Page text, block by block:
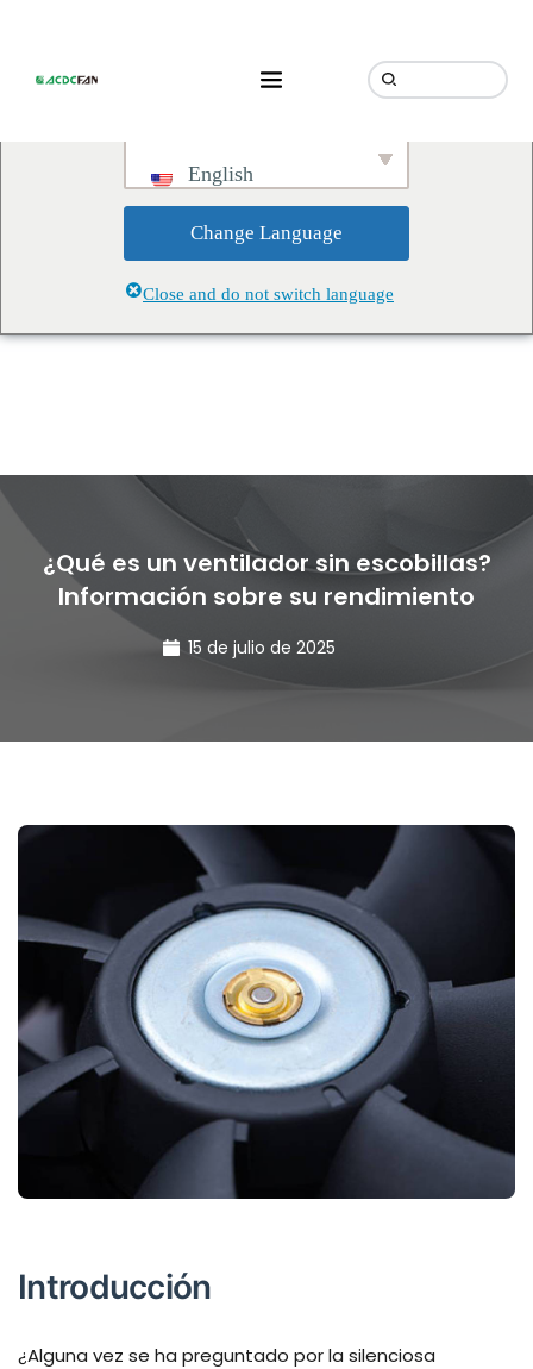
speaking a different language.
Do you want to change to:
English
Change Language
Close and do not switch language
¿Qué es un ventilador sin escobillas?
Información sobre su rendimiento
15 de julio de 2025
Introducción
¿Alguna vez se ha preguntado por la silenciosa